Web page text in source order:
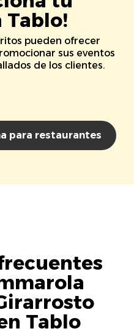
Tablo!
pueden ofrecer
sus eventos
de los clientes.
para restaurantes
Tablo